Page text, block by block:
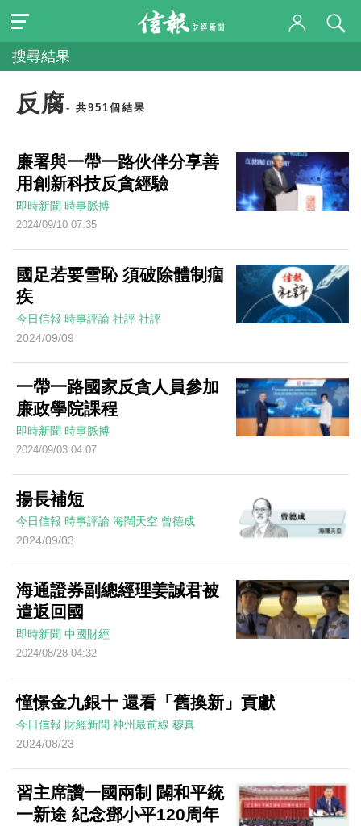
搜尋結果
反腐- 共951個結果
廉署與一帶一路伙伴分享善
用創新科技反貪經驗
即時新聞 時事脈搏
2024/09/10 07:35
國足若要雪恥 須破除體制痼
疾
今日信報 時事評論 社評 社評
2024/09/09
一帶一路國家反貪人員參加
廉政學院課程
即時新聞 時事脈搏
2024/09/03 04:07
揚長補短
今日信報 時事評論 海闊天空 曾德成
2024/09/03
海通證券副總經理姜誠君被
遣返回國
即時新聞 中國財經
2024/08/28 04:32
憧憬金九銀十 還看「舊換新」貢獻
今日信報 財經新聞 神州最前線 穆真
2024/08/23
習主席讚一國兩制 闢和平統
一新途 紀念鄧小平120周年